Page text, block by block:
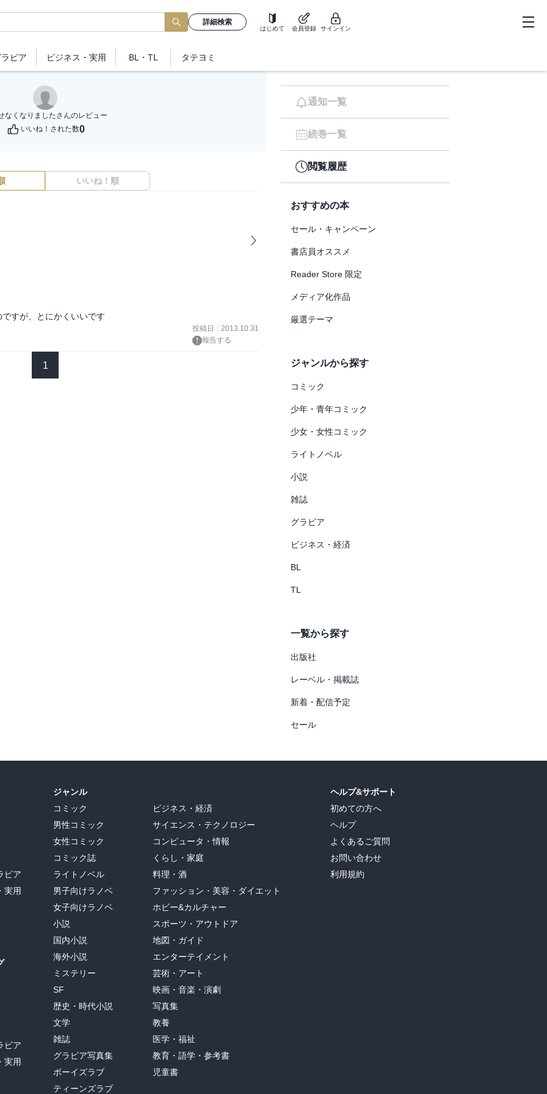
詳細検索
はじめて 会員登録 サインイン
ビア ビジネス ・実用 BL・TL タテヨミ
なくなりましたさんのレビュー
いいね！された数0
いいね！順
すが、とにかくいいです
投稿日 : 2013.10.31
報告する
1
通知一覧
続巻一覧
閲覧履歴
おすすめの本
セール・キャンペーン
書店員オススメ
Reader Store 限定
メディア化作品
厳選テーマ
ジャンルから探す
コミック
少年・青年コミック
少女・女性コミック
ライトノベル
小説
雑誌
グラビア
ビジネス・経済
BL
TL
一覧から探す
出版社
レーベル・掲載誌
新着・配信予定
セール
ビア
実用
ビア
実用
ジャンル
コミック
男性コミック
女性コミック
コミック誌
ライトノベル
男子向けラノベ
女子向けラノベ
小説
国内小説
海外小説
ミステリー
SF
歴史・時代小説
文学
雑誌
グラビア写真集
ボーイズラブ
ティーンズラブ
ビジネス・経済
サイエンス・テクノロジー
コンピュータ・情報
くらし・家庭
料理・酒
ファッション・美容・ダイエット
ホビー&カルチャー
スポーツ・アウトドア
地図・ガイド
エンターテイメント
芸術・アート
映画・音楽・演劇
写真集
教養
医学・福祉
教育・語学・参考書
児童書
ヘルプ&サポート
初めての方へ
ヘルプ
よくあるご質問
お問い合わせ
利用規約